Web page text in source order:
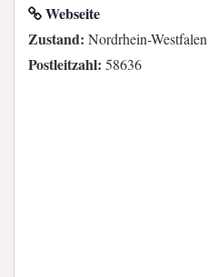
Webseite
Zustand: Nordrhein-Westfalen
Postleitzahl: 58636